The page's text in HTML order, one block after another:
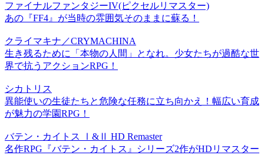
ファイナルファンタジーIV(ピクセルリマスター)
あの『FF4』が当時の雰囲気そのままに蘇る！
クライマキナ／CRYMACHINA
生き残るために「本物の人間」となれ。少女たちが過酷な世
界で抗うアクションRPG！
シカトリス
異能使いの生徒たちと危険な任務に立ち向かえ！幅広い育成
が魅力の学園RPG！
バテン・カイトス Ⅰ&Ⅱ HD Remaster
名作RPG『バテン・カイトス』シリーズ2作がHDリマスター